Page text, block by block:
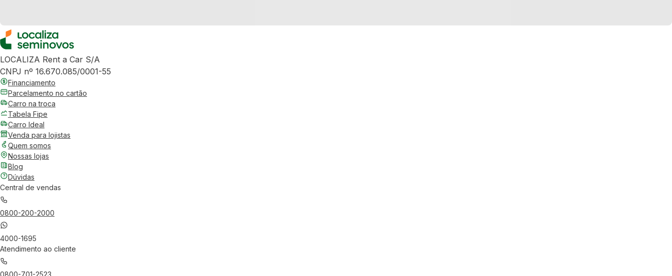
LOCALIZA Rent a Car S/A
CNPJ nº 16.670.085/0001-55
Financiamento
Parcelamento no cartão
Carro na troca
Tabela Fipe
Carro Ideal
Venda para lojistas
Quem somos
Nossas lojas
Blog
Dúvidas
Central de vendas
0800-200-2000
4000-1695
Atendimento ao cliente
0800-701-2523